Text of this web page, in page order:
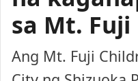
sa Mt. Fuji
Ang Mt. Fuji